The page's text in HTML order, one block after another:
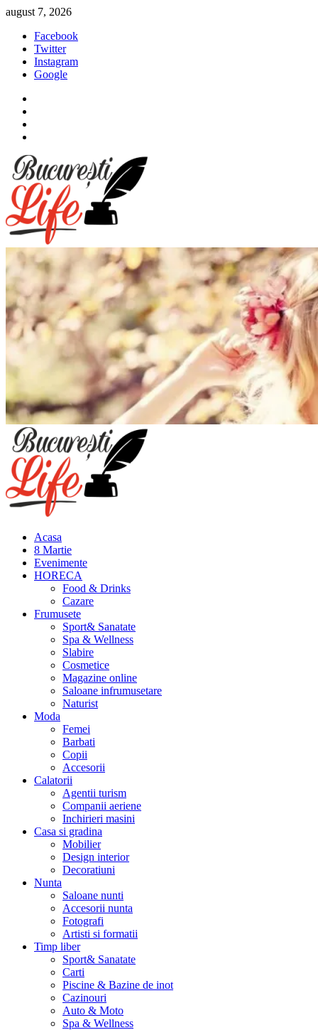
Sari
conținut
august 7, 2026
Facebook
Twitter
Instagram
Google
Meniu
principal
Acasa
8 Martie
Evenimente
HORECA
Food & Drinks
Cazare
Frumusete
Sport& Sanatate
Spa & Wellness
Slabire
Cosmetice
Magazine online
Saloane infrumusetare
Naturist
Moda
Femei
Barbati
Copii
Accesorii
Calatorii
Agentii turism
Companii aeriene
Inchirieri masini
Casa si gradina
Mobilier
Design interior
Decoratiuni
Nunta
Saloane nunti
Accesorii nunta
Fotografi
Artisti si formatii
Timp liber
Sport& Sanatate
Carti
Piscine & Bazine de inot
Cazinouri
Auto & Moto
Spa & Wellness